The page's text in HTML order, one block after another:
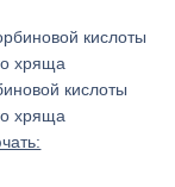
кислоты
хряща